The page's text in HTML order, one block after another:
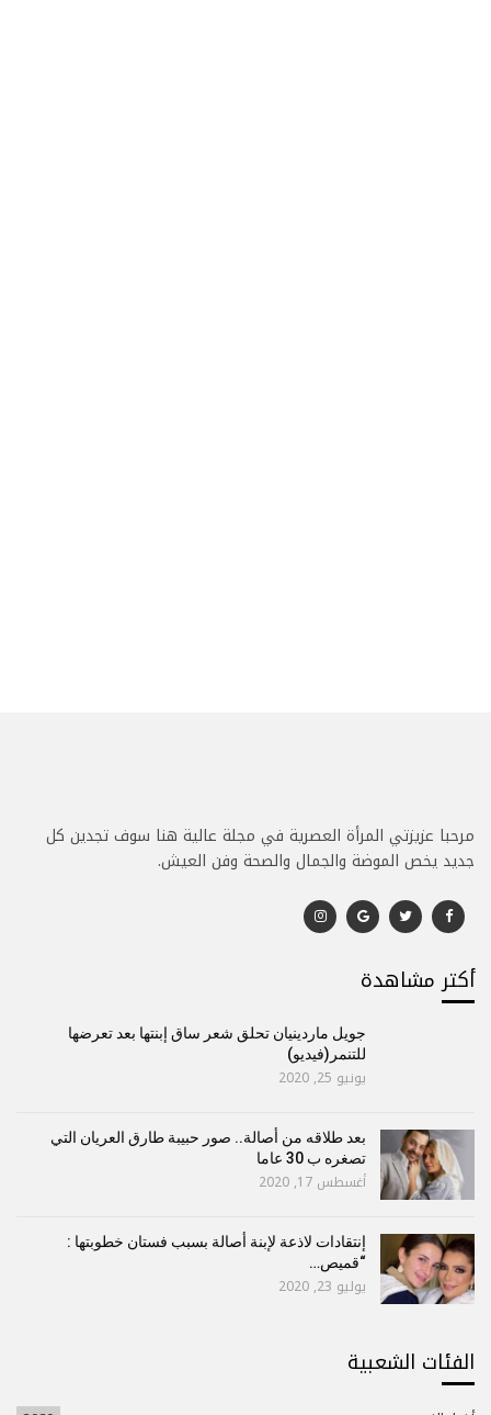
مرحبا عزيزتي المرأة العصرية في مجلة عالية هنا سوف تجدين كل
جديد يخص الموضة والجمال والصحة وفن العيش.
أكتر مشاهدة
جويل ماردينيان تحلق شعر ساق إبنتها بعد تعرضها
للتنمر(فيديو)
يونيو 25, 2020
بعد طلاقه من أصالة.. صور حبيبة طارق العريان التي
تصغره ب 30 عاما
أغسطس 17, 2020
إنتقادات لاذعة لإبنة أصالة بسبب فستان خطوبتها :
“قميص…
يوليو 23, 2020
الفئات الشعبية